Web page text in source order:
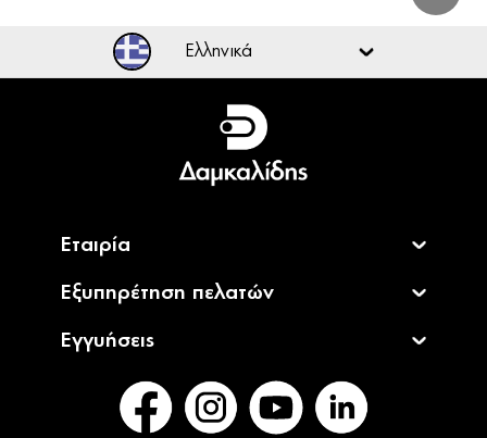
Ελληνικά
Ελληνικά
English
Εταιρία
Εξυπηρέτηση πελατών
Εγγυήσεις